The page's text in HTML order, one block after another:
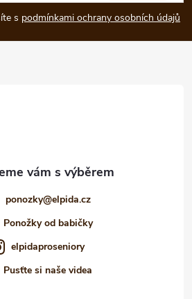
s podmínkami ochrany osobních údajů
ponozky@elpida.cz
Ponožky od babičky
elpidaproseniory
Pusťte si naše videa